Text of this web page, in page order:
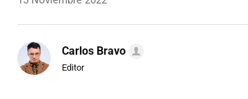
Carlos Bravo
Editor